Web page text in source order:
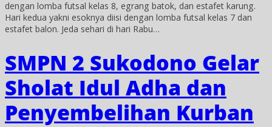
dengan lomba futsal kelas 8, egrang batok, dan estafet karung.
Hari kedua yakni esoknya diisi dengan lomba futsal kelas 7 dan
estafet balon. Jeda sehari di hari Rabu…
SMPN 2 Sukodono Gelar
Sholat Idul Adha dan
Penyembelihan Kurban